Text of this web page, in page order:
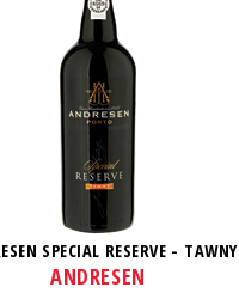
SPECIAL RESERVE - TAWNY
ANDRESEN